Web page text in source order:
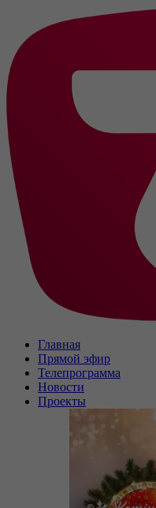
Главная
Прямой эфир
Телепрограмма
Новости
Проекты